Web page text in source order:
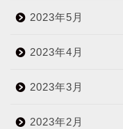
2023年5月
2023年4月
2023年3月
2023年2月